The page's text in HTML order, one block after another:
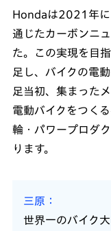
Hondaは2021年に
通じたカーボンニ
た。この実現を目
足し、バイクの電
足当初、集まった
電動バイクをつく
輪・パワープロダ
ります。
三原
世界一のバイク